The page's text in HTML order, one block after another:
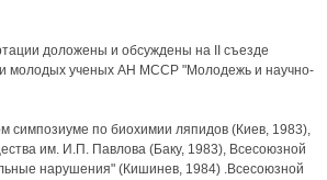
доложены и обсуждены на II съезде
молодых ученых АН МССР "Молодежь и научно-
симпозиуме по биохимии ляпидов (Киев, 1983),
им. И.П. Павлова (Баку, 1983), Всесоюзной
нарушения" (Кишинев, 1984) .Всесоюзной